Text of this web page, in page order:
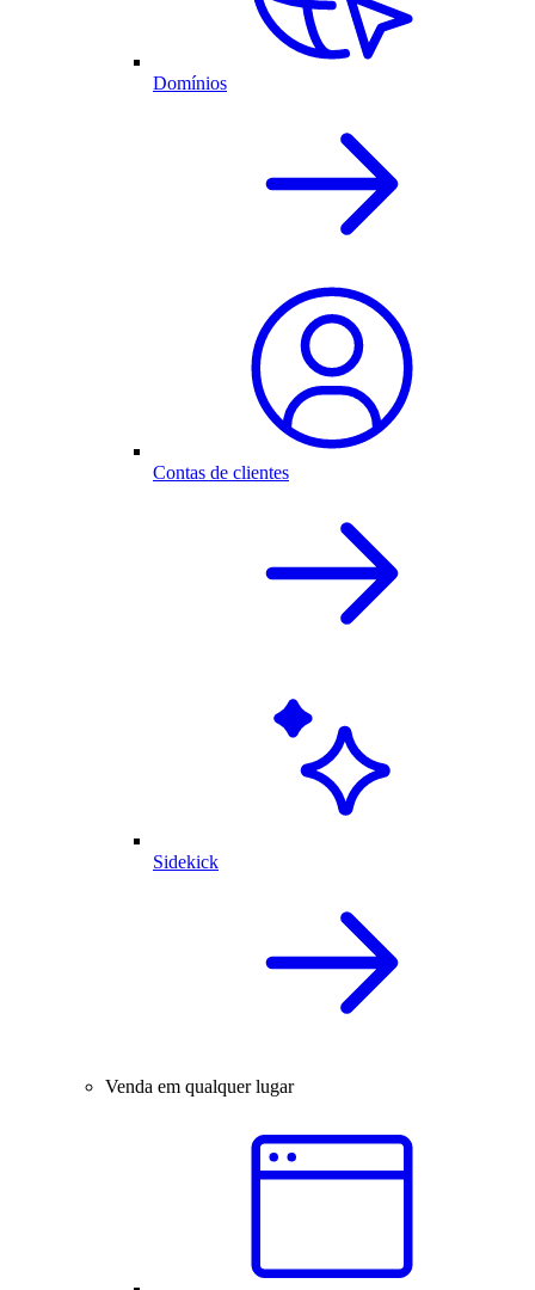
Domínios
Contas de clientes
Sidekick
Venda em qualquer lugar